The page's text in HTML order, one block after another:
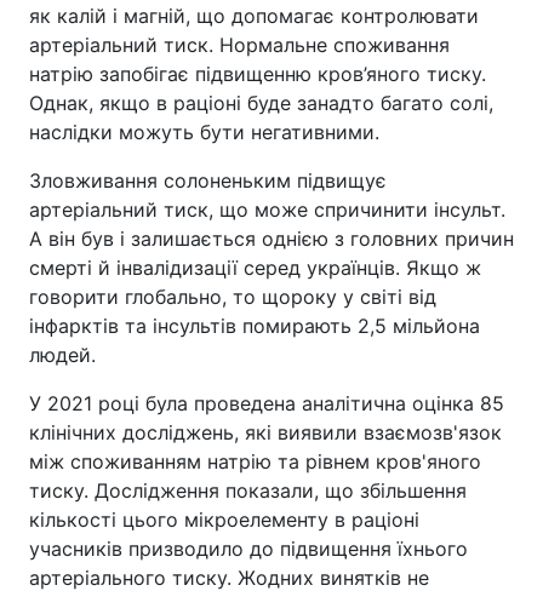
як калій і магній, що допомагає контролювати
артеріальний тиск. Нормальне споживання
натрію запобігає підвищенню кров’яного тиску.
Однак, якщо в раціоні буде занадто багато солі,
наслідки можуть бути негативними.
Зловживання солоненьким підвищує
артеріальний тиск, що може спричинити інсульт.
А він був і залишається однією з головних причин
смерті й інвалідизації серед українців. Якщо ж
говорити глобально, то щороку у світі від
інфарктів та інсультів помирають 2,5 мільйона
людей.
У 2021 році була проведена аналітична оцінка 85
клінічних досліджень, які виявили взаємозв'язок
між споживанням натрію та рівнем кров'яного
тиску. Дослідження показали, що збільшення
кількості цього мікроелементу в раціоні
учасників призводило до підвищення їхнього
артеріального тиску. Жодних винятків не